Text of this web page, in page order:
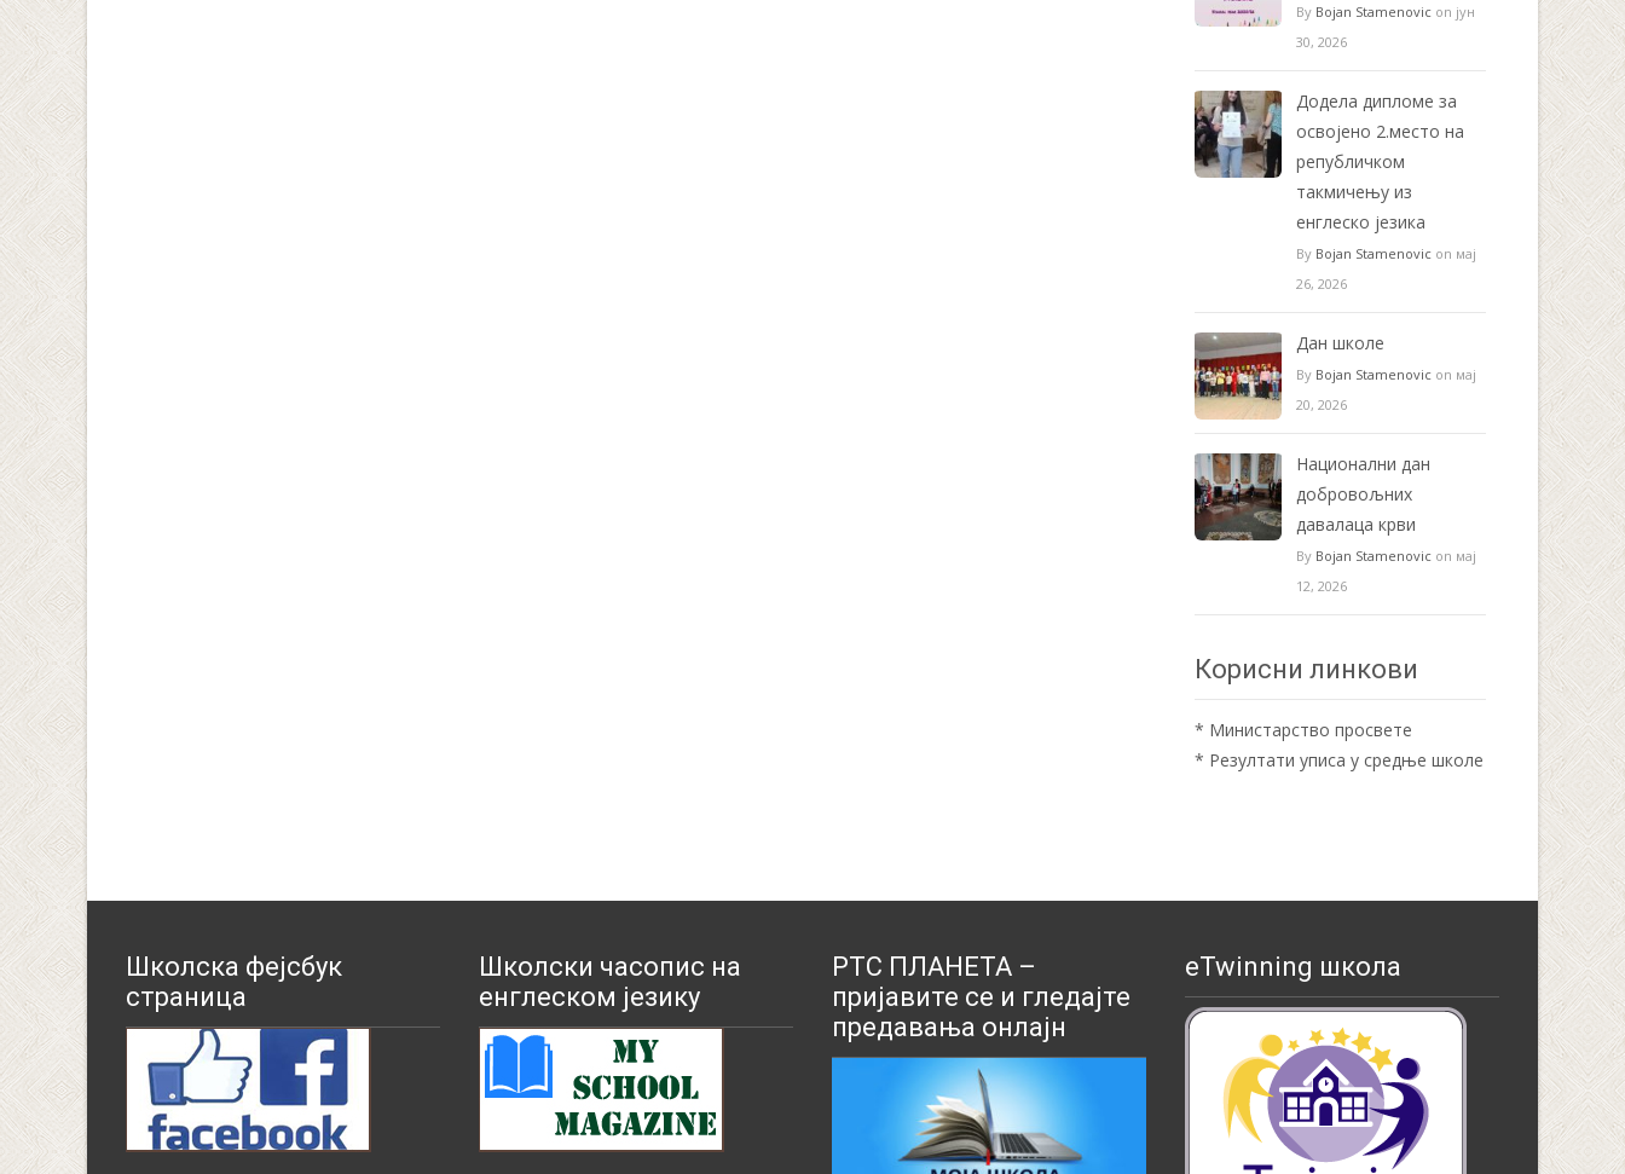
By Bojan Stamenovic on јун
30, 2026
Додела дипломе за
освојено 2.место на
републичком
такмичењу из
енглеско језика
By Bojan Stamenovic on мај
26, 2026
Дан школе
By Bojan Stamenovic on мај
20, 2026
Национални дан
добровољних
давалаца крви
By Bojan Stamenovic on мај
12, 2026
Корисни линкови
* Министарство просвете
* Резултати уписа у средње школе
Школска фејсбук
страница
Школски часопис на
енглеском језику
РТС ПЛАНЕТА –
пријавите се и гледајте
предавања онлајн
eTwinning школа